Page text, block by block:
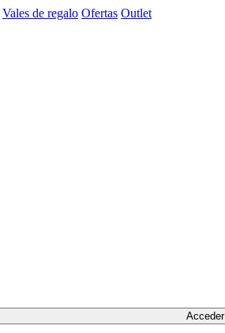
Vales de regalo Ofertas Outlet
Acceder